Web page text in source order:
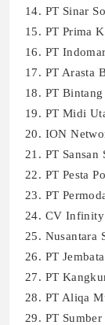
14. PT Sinar
15. PT Prima
16. PT
17. PT Arasta
18. PT
19. PT Midi
20. ION
21. PT Sansan
22. PT Pesta
23. PT
24. CV Infinity
25. Nusantara
26. PT
27. PT
28. PT Aliqa
29. PT